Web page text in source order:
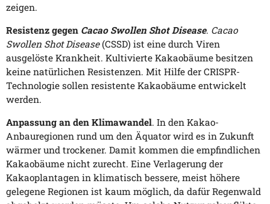
zeigen.
Resistenz gegen Cacao Swollen Shot Disease. Cacao
Swollen Shot Disease(CSSD) ist eine durch Viren
ausgelöste Krankheit. Kultivierte Kakaobäume besitzen
keine natürlichen Resistenzen. Mit Hilfe der CRISPR-
Technologie sollen resistente Kakaobäume entwickelt
werden.
Anpassung an den Klimawandel. In den Kakao-
Anbauregionen rund um den Äquator wird es in Zukunft
wärmer und trockener. Damit kommen die empfindlichen
Kakaobäume nicht zurecht. Eine Verlagerung der
Kakaoplantagen in klimatisch bessere, meist höhere
gelegene Regionen ist kaum möglich, da dafür Regenwald